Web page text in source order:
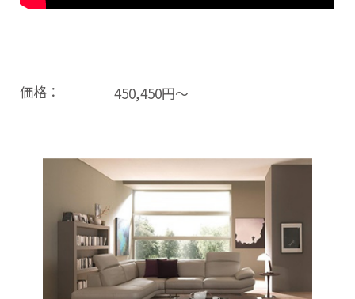
価格： 450,450円～